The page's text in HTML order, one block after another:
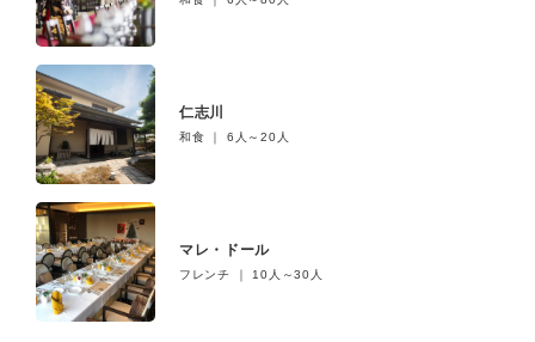
仁志川
和食 ｜ 6人～20人
マレ・ドール
フレンチ ｜ 10人～30人